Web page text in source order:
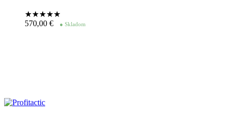
★★★★★
570,00 € ● Skladom